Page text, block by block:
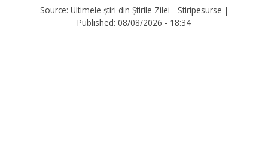
Source: Ultimele știri din Știrile Zilei - Stiripesurse |
Published: 08/08/2026 - 18:34